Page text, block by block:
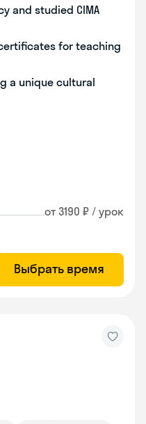
and studied CIMA
certificates for teaching
a unique cultural
от 3190 ₽ / урок
Выбрать время